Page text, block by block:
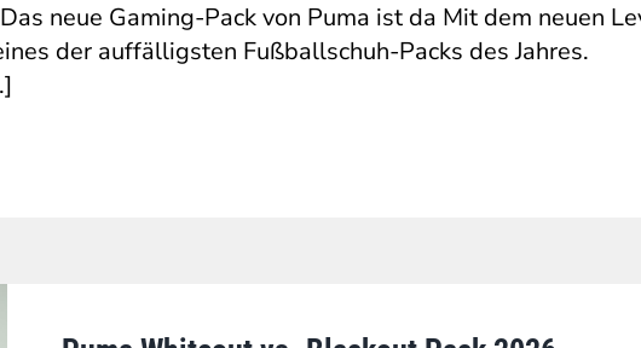
neue Gaming-Pack von Puma ist da Mit dem neuen
der auffälligsten Fußballschuh-Packs des Jahres.